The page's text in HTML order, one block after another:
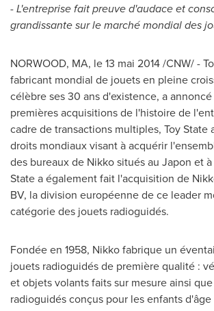
- L'entreprise fait preuve d'audace et
grandissante sur le marché mondial des
NORWOOD, MA, le 13 mai 2014 /CNW/ -
fabricant mondial de jouets en pleine
célèbre ses 30 ans d'existence, a
premières acquisitions de l'histoire de
cadre de transactions multiples, Toy State
droits mondiaux visant à acquérir
des bureaux de Nikko situés au Japon et à
State a également fait l'acquisition de
BV, la division européenne de ce leader
catégorie des jouets radioguidés.
Fondée en 1958, Nikko fabrique un
jouets radioguidés de première qualité :
et objets volants faits sur mesure ainsi
radioguidés conçus pour les enfants